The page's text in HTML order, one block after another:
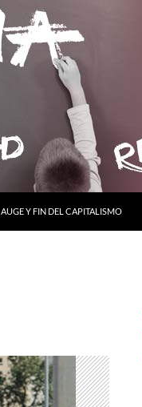
AUGE Y FIN DEL CAPITALISMO